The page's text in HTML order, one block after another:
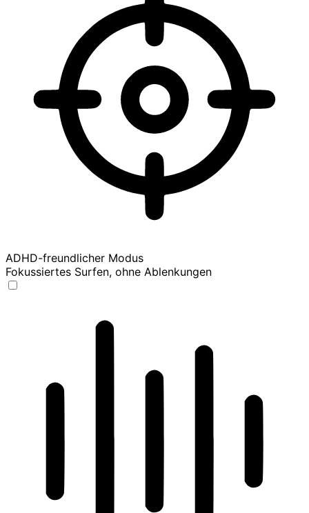
ADHD-freundlicher Modus
Fokussiertes Surfen, ohne Ablenkungen